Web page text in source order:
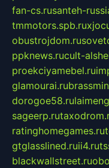
fan-cs.rusanteh-
tmmotors.spb.ru
obustrojdom.ru
ppknews.rucult-
proekciyamebel.ru
glamourai.ru
dorogoe58.ru
sageerp.ru
ratinghomegames.ru
gtglasslined.ruii4.ru
blackwallstreet.ru